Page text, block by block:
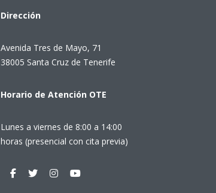
Dirección
Avenida Tres de Mayo, 71
38005 Santa Cruz de Tenerife
Horario de Atención OTE
Lunes a viernes de 8:00 a 14:00
horas (presencial con cita previa)